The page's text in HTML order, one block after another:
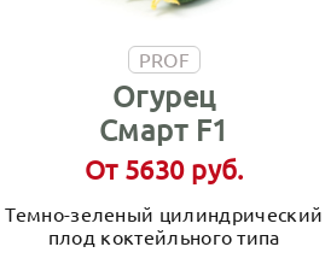
PROF
Огурец
Смарт F1
От 5630 руб.
Темно-зеленый цилиндрический
плод коктейльного типа